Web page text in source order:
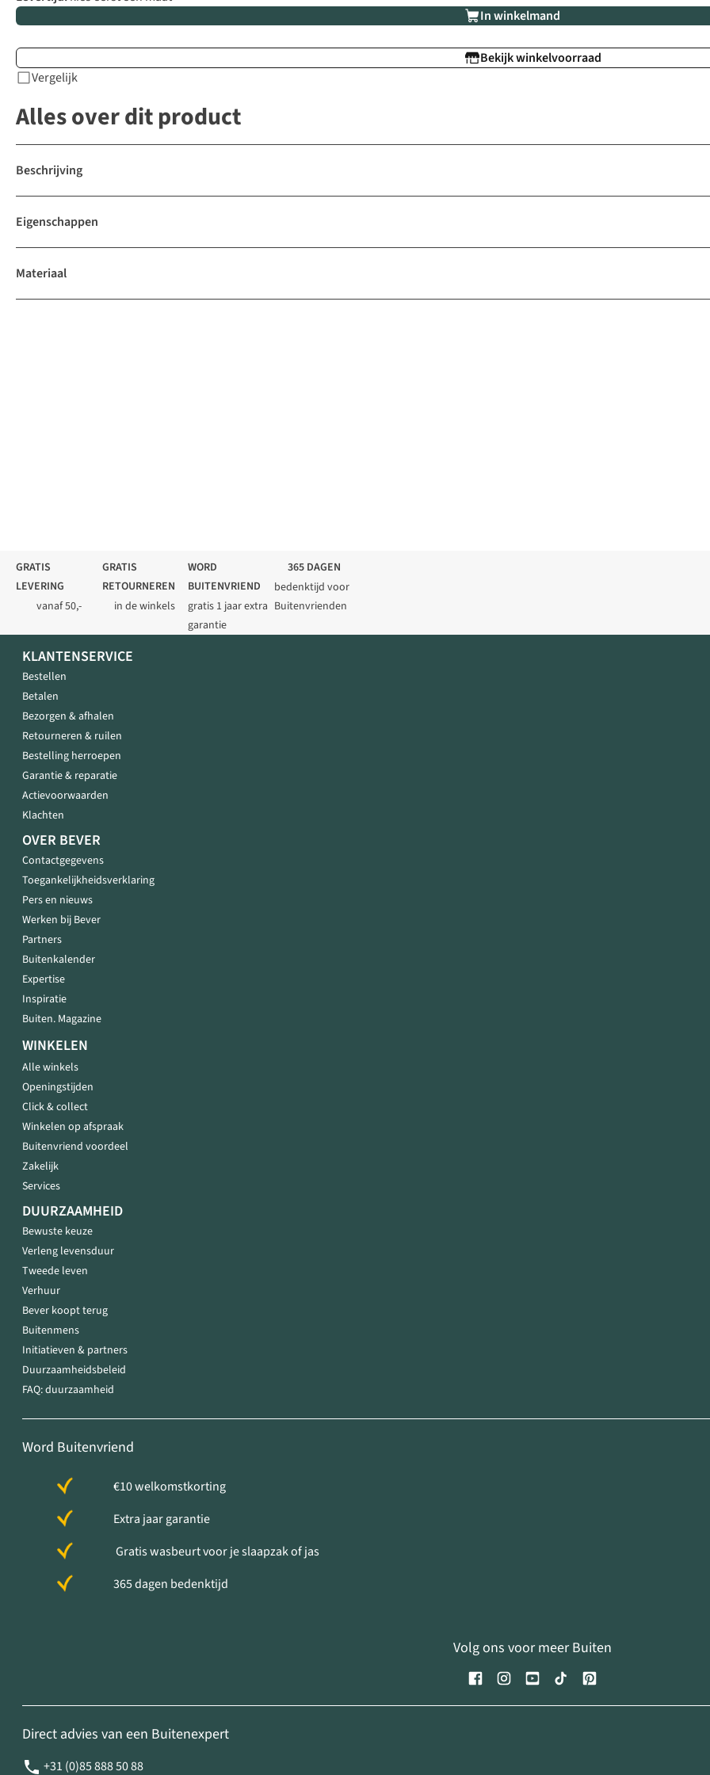
In winkelmand
Bekijk winkelvoorraad
Vergelijk
Alles over dit product
Beschrijving
Eigenschappen
Materiaal
GRATIS
LEVERING
vanaf 50,-
GRATIS
RETOURNEREN
in de winkels
WORD
BUITENVRIEND
gratis 1 jaar extra
garantie
365 DAGEN
bedenktijd voor
Buitenvrienden
KLANTENSERVICE
Bestellen
Betalen
Bezorgen & afhalen
Retourneren & ruilen
Bestelling herroepen
Garantie & reparatie
Actievoorwaarden
Klachten
OVER BEVER
Contactgegevens
Toegankelijkheidsverklaring
Pers en nieuws
Werken bij Bever
Partners
Buitenkalender
Expertise
Inspiratie
Buiten. Magazine
WINKELEN
Alle winkels
Openingstijden
Click & collect
Winkelen op afspraak
Buitenvriend voordeel
Zakelijk
Services
DUURZAAMHEID
Bewuste keuze
Verleng levensduur
Tweede leven
Verhuur
Bever koopt terug
Buitenmens
Initiatieven & partners
Duurzaamheidsbeleid
FAQ: duurzaamheid
Word Buitenvriend
€10 welkomstkorting
Extra jaar garantie
Gratis wasbeurt voor je slaapzak of jas
365 dagen bedenktijd
Volg ons voor meer Buiten
Direct advies van een Buitenexpert
+31 (0)85 888 50 88